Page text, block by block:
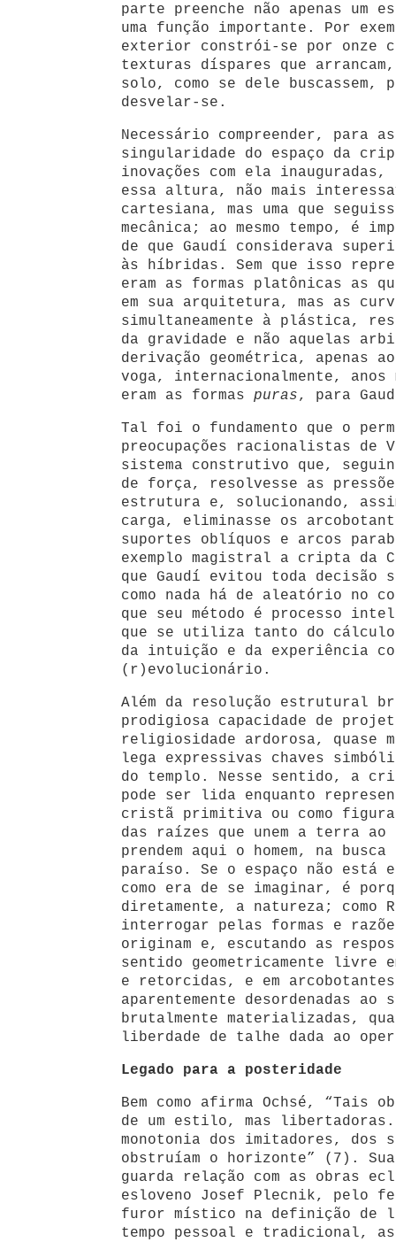
parte preenche não apenas um
uma função importante. Por
exterior constrói-se por onze
texturas díspares que
solo, como se dele buscassem,
desvelar-se.
Necessário compreender, para
singularidade do espaço da
inovações com ela
essa altura, não mais
cartesiana, mas uma que
mecânica; ao mesmo tempo, é
de que Gaudí considerava
às híbridas. Sem que isso
eram as formas platônicas as
em sua arquitetura, mas as
simultaneamente à plástica,
da gravidade e não aquelas
derivação geométrica, apenas
voga, internacionalmente, anos
eram as formas puras, para
Tal foi o fundamento que o
preocupações racionalistas de
sistema construtivo que,
de força, resolvesse as
estrutura e, solucionando,
carga, eliminasse os
suportes oblíquos e arcos
exemplo magistral a cripta da
que Gaudí evitou toda decisão
como nada há de aleatório no
que seu método é processo
que se utiliza tanto do cálculo
da intuição e da experiência
(r)evolucionário.
Além da resolução estrutural
prodigiosa capacidade de
religiosidade ardorosa, quase
lega expressivas chaves
do templo. Nesse sentido, a
pode ser lida enquanto
cristã primitiva ou como
das raízes que unem a terra ao
prendem aqui o homem, na
paraíso. Se o espaço não está
como era de se imaginar, é
diretamente, a natureza; como
interrogar pelas formas e
originam e, escutando as
sentido geometricamente livre
e retorcidas, e em arcobotantes
aparentemente desordenadas ao
brutalmente materializadas,
liberdade de talhe dada ao
Legado para a posteridade
Bem como afirma Ochsé, “Tais
de um estilo, mas
monotonia dos imitadores, dos
obstruíam o horizonte” (7).
guarda relação com as obras
esloveno Josef Plecnik, pelo
furor místico na definição de
tempo pessoal e tradicional,